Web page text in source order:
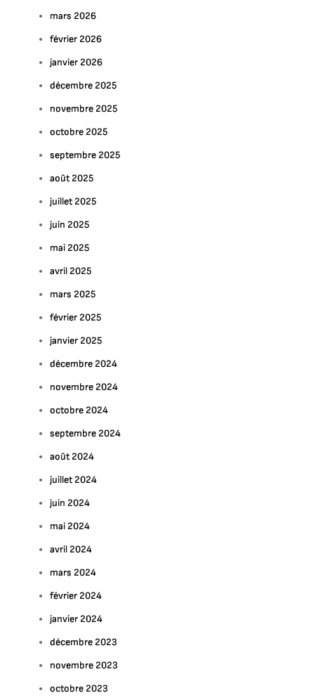
mars 2026
février 2026
janvier 2026
décembre 2025
novembre 2025
octobre 2025
septembre 2025
août 2025
juillet 2025
juin 2025
mai 2025
avril 2025
mars 2025
février 2025
janvier 2025
décembre 2024
novembre 2024
octobre 2024
septembre 2024
août 2024
juillet 2024
juin 2024
mai 2024
avril 2024
mars 2024
février 2024
janvier 2024
décembre 2023
novembre 2023
octobre 2023